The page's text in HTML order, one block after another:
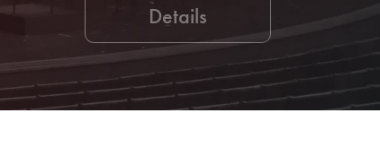
Details